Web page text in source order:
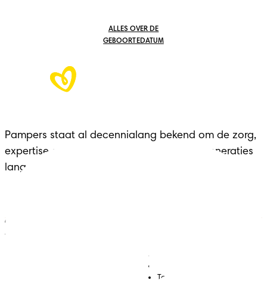
ALLES OVER DE
GEBOORTEDATUM
Pampers staat al decennialang bekend om de zorg,
expertise en het comfort dat het merk al generaties
lang biedt aan gezinnen in elke belangrijke fase.
ONZE HULPMIDDELEN VOOR
JOUW ZWANGERSCHAP
Toegankelijkheidsverklaring